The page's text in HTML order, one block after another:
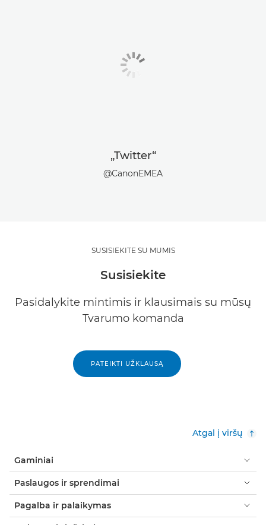
„Twitter“
@CanonEMEA
SUSISIEKITE SU MUMIS
Susisiekite
Pasidalykite mintimis ir klausimais su mūsų
Tvarumo komanda
PATEIKTI UŽKLAUSĄ
Atgal į viršų
Gaminiai
Paslaugos ir sprendimai
Pagalba ir palaikymas